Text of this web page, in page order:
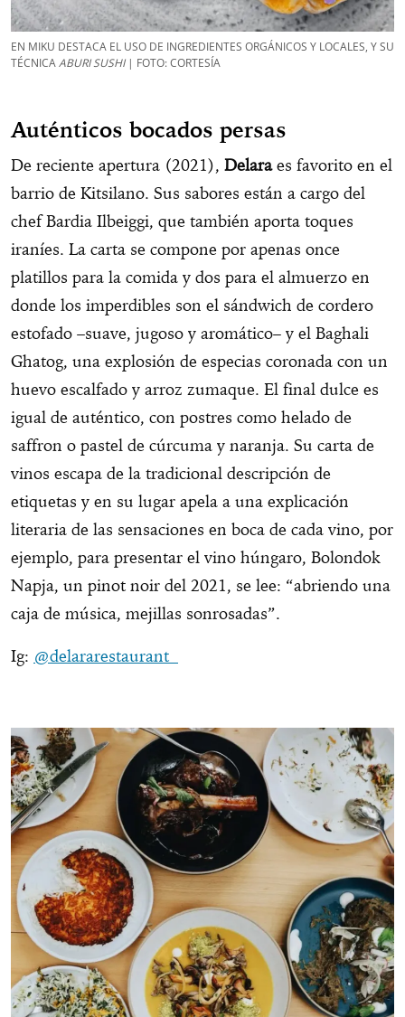
EN MIKU DESTACA EL USO DE INGREDIENTES ORGÁNICOS Y LOCALES, Y SU
TÉCNICAABURI SUSHI| FOTO: CORTESÍA
Auténticos bocados persas
De reciente apertura (2021), Delaraes favorito en el
barrio de Kitsilano. Sus sabores están a cargo del
chef Bardia Ilbeiggi, que también aporta toques
iraníes. La carta se compone por apenas once
platillos para la comida y dos para el almuerzo en
donde los imperdibles son el sándwich de cordero
estofado –suave, jugoso y aromático– y el Baghali
Ghatog, una explosión de especias coronada con un
huevo escalfado y arroz zumaque. El final dulce es
igual de auténtico, con postres como helado de
saffron o pastel de cúrcuma y naranja. Su carta de
vinos escapa de la tradicional descripción de
etiquetas y en su lugar apela a una explicación
literaria de las sensaciones en boca de cada vino, por
ejemplo, para presentar el vino húngaro, Bolondok
Napja, un pinot noir del 2021, se lee: “abriendo una
caja de música, mejillas sonrosadas”.
Ig: @delararestaurant